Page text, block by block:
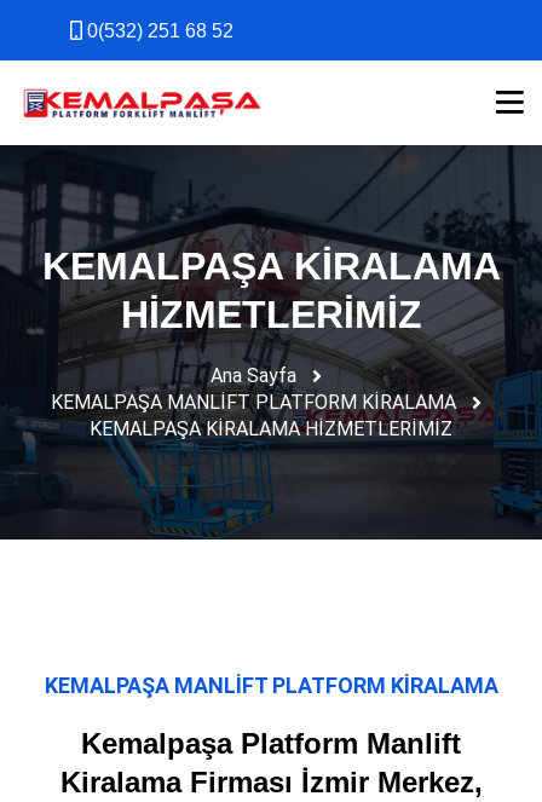
0(532) 251 68 52
0(532) 251 68 52
KEMALPAŞA KİRALAMA
HİZMETLERİMİZ
Ana Sayfa
KEMALPAŞA MANLİFT PLATFORM KİRALAMA
KEMALPAŞA KİRALAMA HİZMETLERİMİZ
KEMALPAŞA MANLİFT PLATFORM KİRALAMA
Kemalpaşa Platform Manlift
Kiralama Firması İzmir Merkez,